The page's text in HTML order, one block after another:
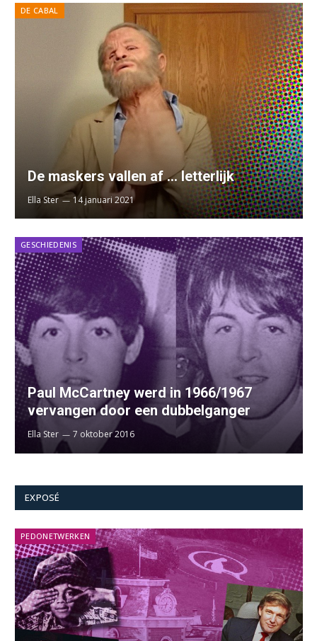
DE CABAL
De maskers vallen af … letterlijk
Ella Ster 14 januari 2021
GESCHIEDENIS
Paul McCartney werd in 1966/1967
vervangen door een dubbelganger
Ella Ster 7 oktober 2016
EXPOSÉ
PEDONETWERKEN